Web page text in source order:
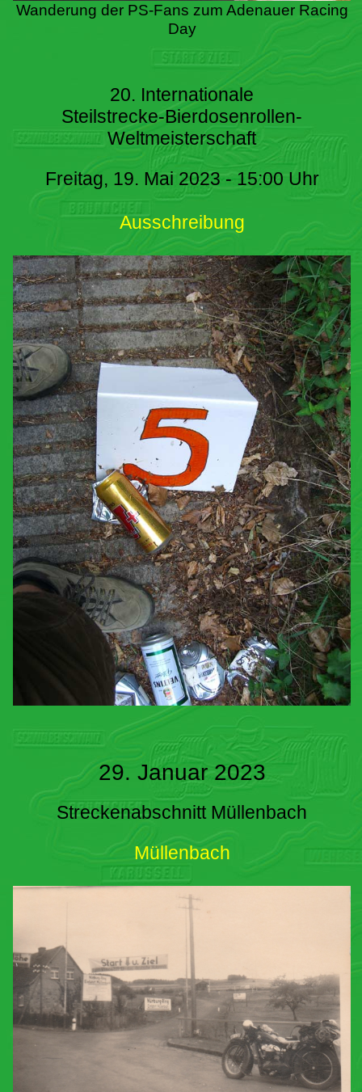
Wanderung der PS-Fans zum Adenauer Racing
Day
20. Internationale
Steilstrecke-Bierdosenrollen-
Weltmeisterschaft
Freitag, 19. Mai 2023 - 15:00 Uhr
Ausschreibung
29. Januar 2023
Streckenabschnitt Müllenbach
Müllenbach